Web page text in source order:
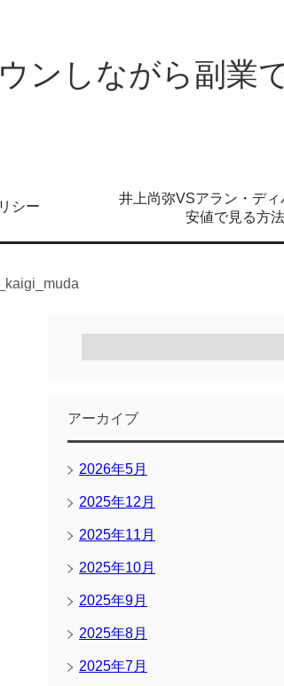
ンしながら副業
シー
井上尚弥VSアラン・デ
安値で見る方法
アーカイブ
2026年5月
2025年12月
2025年11月
2025年10月
2025年9月
2025年8月
2025年7月